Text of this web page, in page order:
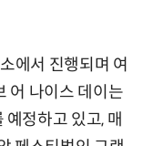
에서 진행되며 여
어 나이스 데이는
정하고 있고, 매